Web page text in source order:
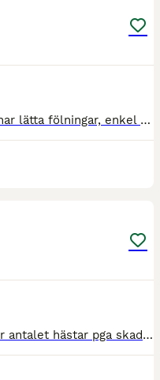
Phalycia är en jättebra mamma, har lätta fölningar, enkel att få dräktig. Hon har fått 3 föl hos oss. Hon är triangel märkt efter trauma i nacken. Hon går på lösdrift, trivs också i box.
Hej! Vi behöver tyvärr minska ner antalet hästar pga skada hos ryttare. Vi har ett supertrevligt halvblodssto född 2017 som vilken dag som helst får sitt föl. Hoppar superfint och inriden och ride